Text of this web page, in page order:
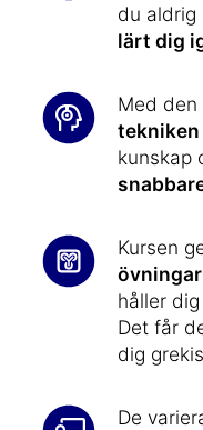
du aldrig
lärt dig
Med den
tekniken
kunskap
Kursen
håller
Det får
dig
De